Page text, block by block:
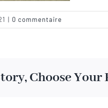
| 0 commentaire
Choose